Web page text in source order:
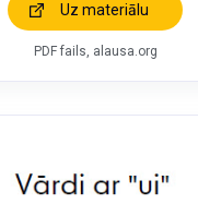
Uz materiālu
PDF fails, alausa.org